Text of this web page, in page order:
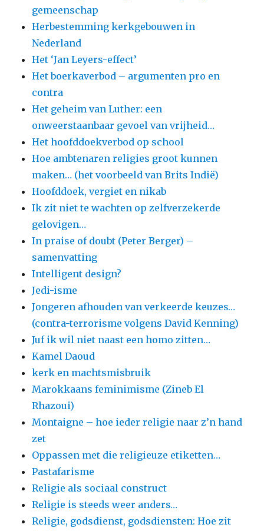
gemeenschap
Herbestemming kerkgebouwen in
Nederland
Het ‘Jan Leyers-effect’
Het boerkaverbod – argumenten pro en
contra
Het geheim van Luther: een
onweerstaanbaar gevoel van vrijheid…
Het hoofddoekverbod op school
Hoe ambtenaren religies groot kunnen
maken… (het voorbeeld van Brits Indië)
Hoofddoek, vergiet en nikab
Ik zit niet te wachten op zelfverzekerde
gelovigen…
In praise of doubt (Peter Berger) –
samenvatting
Intelligent design?
Jedi-isme
Jongeren afhouden van verkeerde keuzes…
(contra-terrorisme volgens David Kenning)
Juf ik wil niet naast een homo zitten…
Kamel Daoud
kerk en machtsmisbruik
Marokkaans feminimisme (Zineb El
Rhazoui)
Montaigne – hoe ieder religie naar z’n hand
zet
Oppassen met die religieuze etiketten…
Pastafarisme
Religie als sociaal construct
Religie is steeds weer anders…
Religie, godsdienst, godsdiensten: Hoe zit